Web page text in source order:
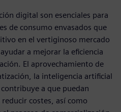
digital son esenciales para
de consumo envasados que
en el vertiginoso mercado
a mejorar la eficiencia
El aprovechamiento de
la inteligencia artificial
a que puedan
costes, así como